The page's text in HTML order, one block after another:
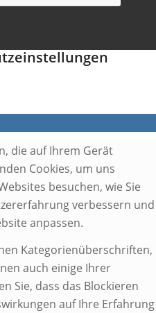
die auf Ihrem Gerät
Cookies, um uns
besuchen, wie Sie
verbessern und
anpassen.
Kategorienüberschriften,
auch einige Ihrer
Sie, dass das Blockieren
auf Ihre Erfahrung